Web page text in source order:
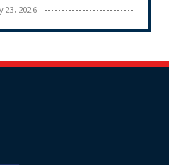
23, 2026
PME et de...
Agirc-Arrco :